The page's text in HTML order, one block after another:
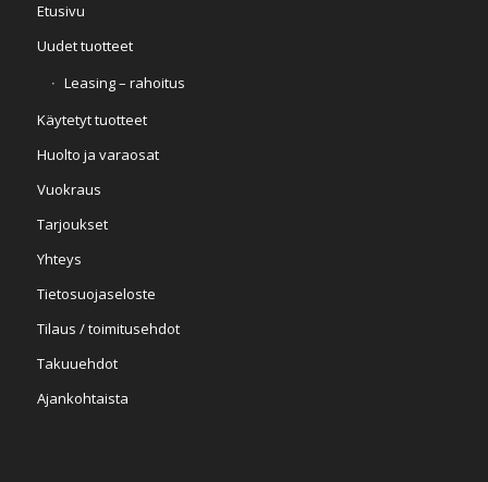
Etusivu
Uudet tuotteet
Leasing – rahoitus
Käytetyt tuotteet
Huolto ja varaosat
Vuokraus
Tarjoukset
Yhteys
Tietosuojaseloste
Tilaus / toimitusehdot
Takuuehdot
Ajankohtaista